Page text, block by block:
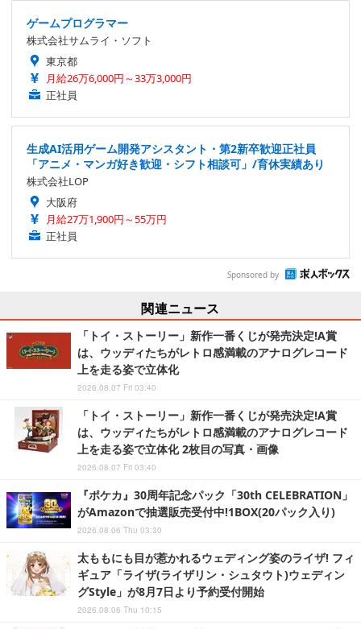
ゲームプログラマー
株式会社サムライ・ソフト
東京都
月給26万6,000円～33万3,000円
正社員
生成AI活用ゲーム開発アシスタント・第2新卒歓迎正社員
「アニメ・マンガ好き歓迎・シフト相談可」/育休実績あり
株式会社LOP
大阪府
月給27万1,900円～55万円
正社員
Sponsored by
関連ニュース
「トイ・ストーリー」新作一番くじが発売決定!A賞
は、ウッディたちがレトロ感満載のアナログレコード
上を走る姿で立体化
2026.08.07 Fri 03:40
「トイ・ストーリー」新作一番くじが発売決定!A賞
は、ウッディたちがレトロ感満載のアナログレコード
上を走る姿で立体化 2枚目の写真・画像
2026.08.07 Fri 03:40
『ポケカ』30周年記念パック「30th CELEBRATION」
がAmazonで抽選販売受付中!1BOX(20パック入り)
2026.08.06 Thu 03:30
太ももにも目が惹かれるウェディング姿のライザ! フィ
ギュア「ライザ(ライザリン・シュタウト)ウェディン
グStyle」が8月7日より予約受付開始
2026.08.06 Thu 10:15